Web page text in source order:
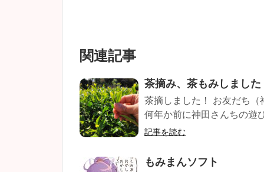
関連記事
茶摘み、茶もみしまし
茶摘しました！ お友だち
何年か前に神田さんちの遊
記事を読む
もみまんソフト